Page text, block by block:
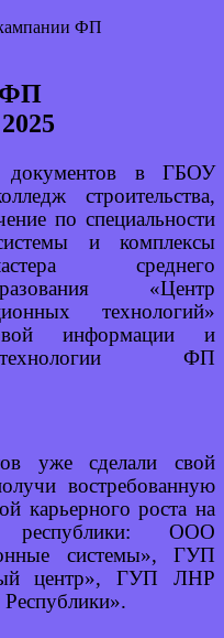
ФП
ФП
документов в ГБОУ
строительства,
по специальности
и комплексы
среднего
«Центр
технологий»
информации и
технологии ФП
уже сделали свой
востребованную
карьерного роста на
республики: ООО
системы», ГУП
центр», ГУП ЛНР